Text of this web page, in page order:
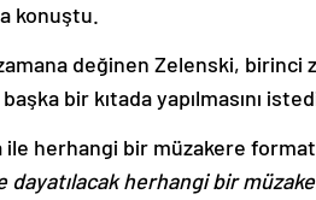
konuştu.
değinen Zelenski,
bir kıtada yapılmasını
herhangi bir müzakere
dayatılacak herhangi bir